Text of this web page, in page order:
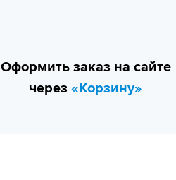
Оформить заказ на сайте
через «Корзину»